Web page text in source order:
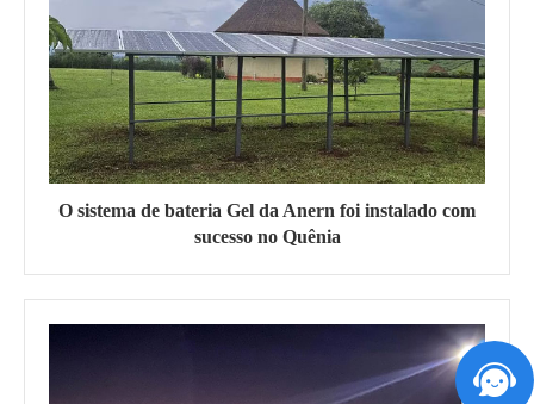
O sistema de bateria Gel da Anern foi instalado com
sucesso no Quênia